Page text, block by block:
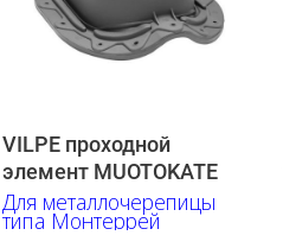
VILPE проходной
элемент MUOTOKATE
Для металлочерепицы
типа Монтеррей